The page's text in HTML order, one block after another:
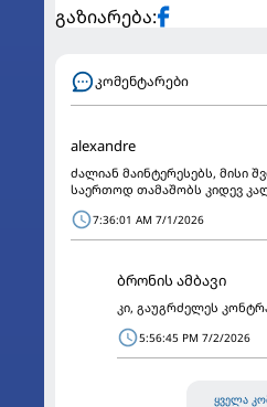
გაზიარება:
კომენტარები
alexandre
ძალიან მაინტერესებს, მისი
საერთოდ თამაშობს კიდევ
7:36:01 AM 7/1/2026
ბრონის ამბავი
კი, გაუგრძელეს
5:56:45 PM 7/2/2026
ყველა